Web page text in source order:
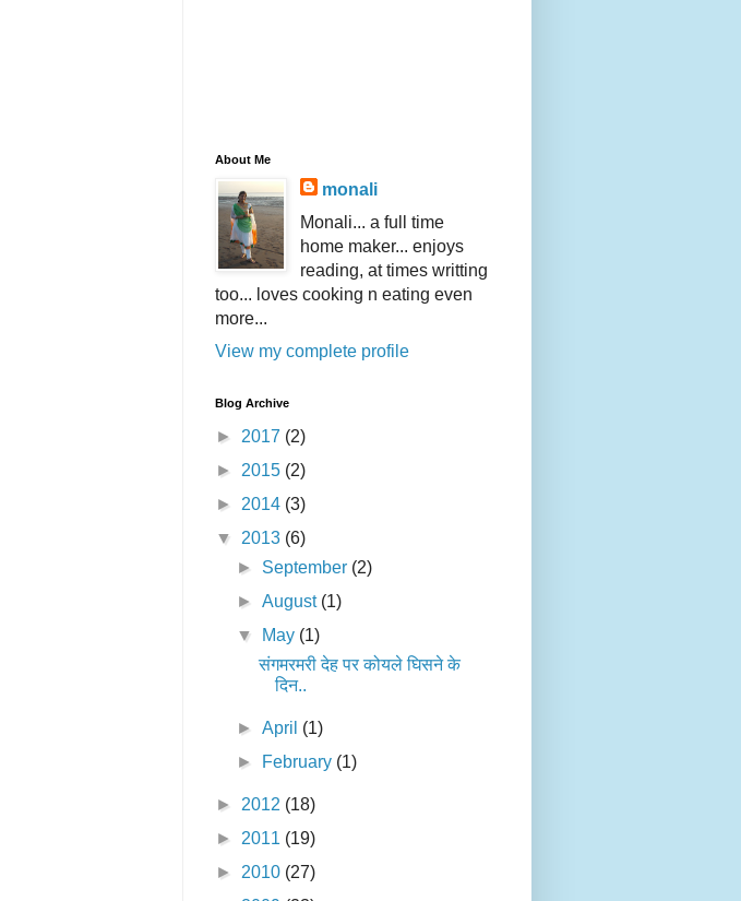
About Me
monali
Monali... a full time
home maker... enjoys
reading, at times writting
too... loves cooking n eating even
more...
View my complete profile
Blog Archive
► 2017 (2)
► 2015 (2)
► 2014 (3)
▼ 2013 (6)
► September (2)
►August (1)
▼
May (1)
संगमरमरी देह पर कोयले घिसने के
दिन..
►April (1)
►
February (1)
► 2012 (18)
► 2011 (19)
► 2010 (27)